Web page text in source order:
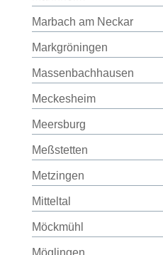
Marbach am Neckar
Markgröningen
Massenbachhausen
Meckesheim
Meersburg
Meßstetten
Metzingen
Mitteltal
Möckmühl
Möglingen